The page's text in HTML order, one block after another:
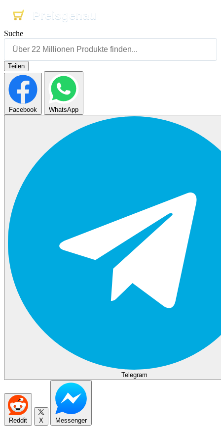
Preisgenau
Preisgenau
Preisgenau
Suche
Teilen
Facebook WhatsApp
Telegram
Reddit X Messenger